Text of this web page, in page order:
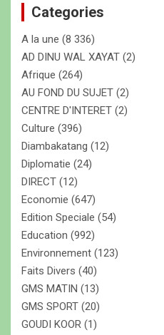
h
e
r
Categories
A la une (8 336)
AD DINU WAL XAYAT (2)
Afrique (264)
AU FOND DU SUJET (2)
CENTRE D'INTERET (2)
Culture (396)
Diambakatang (12)
Diplomatie (24)
DIRECT (12)
Economie (647)
Edition Speciale (54)
Education (992)
Environnement (123)
Faits Divers (40)
GMS MATIN (13)
GMS SPORT (20)
GOUDI KOOR (1)